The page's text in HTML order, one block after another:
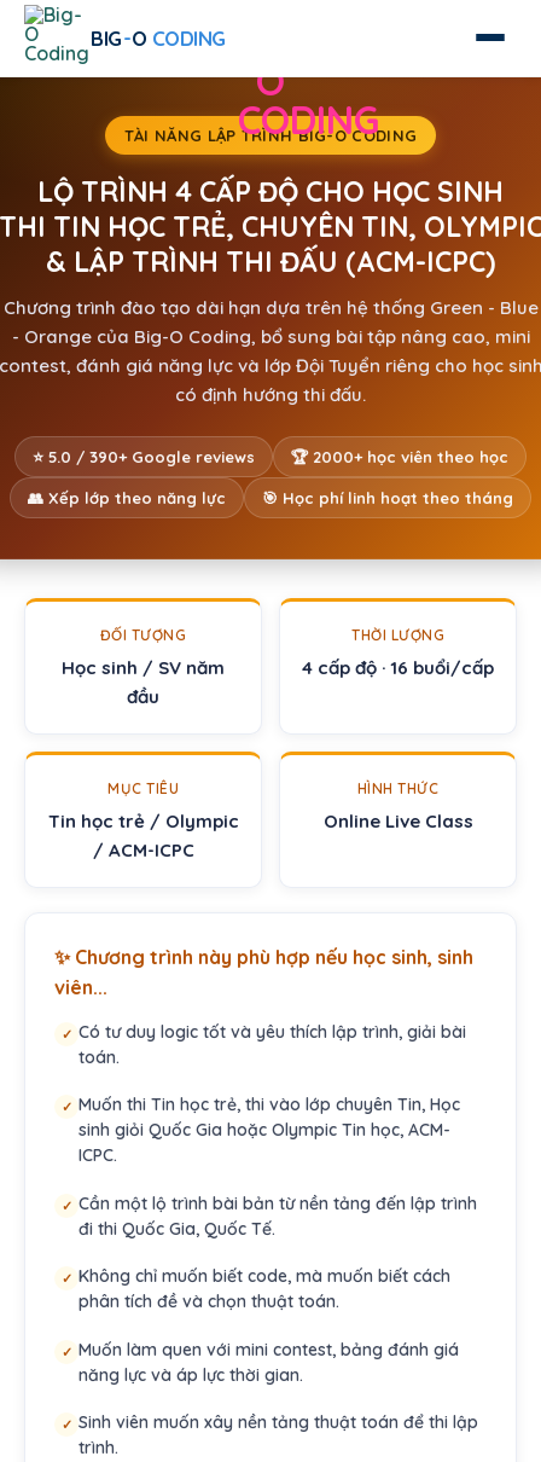
BIG-O CODING
Skip
content
TÀI NĂNG LẬP TRÌNH BIG-O CODING
LỘ TRÌNH 4 CẤP ĐỘ CHO HỌC SINH
TIN HỌC TRẺ, CHUYÊN TIN,
& LẬP TRÌNH THI ĐẤU (ACM-ICPC)
Chương trình đào tạo dài hạn dựa trên hệ thống Green - Blue
- Orange của Big-O Coding, bổ sung bài tập nâng cao, mini
đánh giá năng lực và lớp Đội Tuyển riêng cho học
có định hướng thi đấu.
⭐ 5.0 / 390+ Google reviews 🏆 2000+ học viên theo học
👥 Xếp lớp theo năng lực 🎯 Học phí linh hoạt theo tháng
ĐỐI TƯỢNG
Học sinh / SV năm
đầu
THỜI LƯỢNG
4 cấp độ · 16 buổi/cấp
MỤC TIÊU
Tin học trẻ / Olympic
/ ACM-ICPC
HÌNH THỨC
Online Live Class
✨ Chương trình này phù hợp nếu học sinh, sinh
viên...
✓ Có tư duy logic tốt và yêu thích lập trình, giải bài
toán.
✓ Muốn thi Tin học trẻ, thi vào lớp chuyên Tin, Học
sinh giỏi Quốc Gia hoặc Olympic Tin học, ACM-
ICPC.
✓ Cần một lộ trình bài bản từ nền tảng đến lập trình
đi thi Quốc Gia, Quốc Tế.
✓ Không chỉ muốn biết code, mà muốn biết cách
phân tích đề và chọn thuật toán.
✓ Muốn làm quen với mini contest, bảng đánh giá
năng lực và áp lực thời gian.
✓ Sinh viên muốn xây nền tảng thuật toán để thi lập
trình.